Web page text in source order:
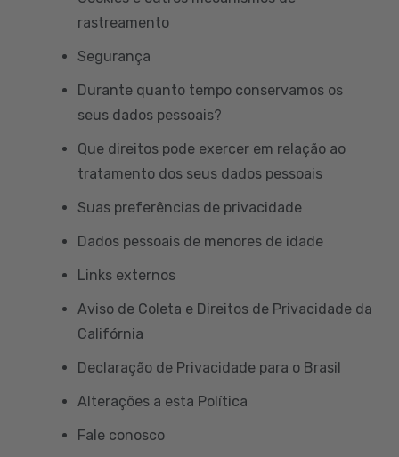
rastreamento
Segurança
Durante quanto tempo conservamos os
seus dados pessoais?
Que direitos pode exercer em relação ao
tratamento dos seus dados pessoais
Suas preferências de privacidade
Dados pessoais de menores de idade
Links externos
Aviso de Coleta e Direitos de Privacidade da
Califórnia
Declaração de Privacidade para o Brasil
Alterações a esta Política
Fale conosco